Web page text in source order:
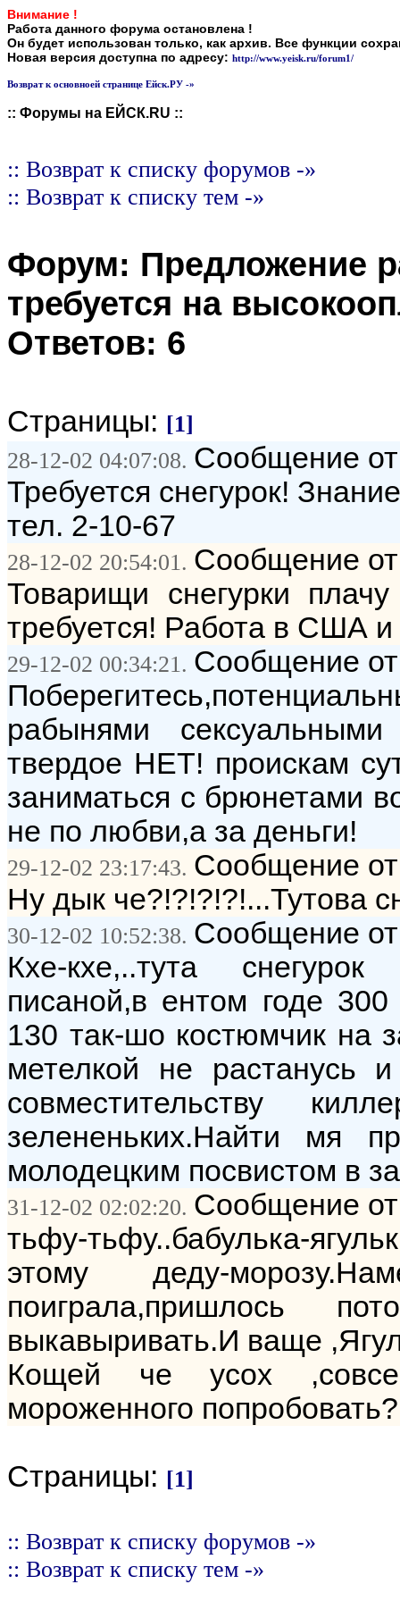
Внимание !
Работа данного форума остановлена !
Он будет использован только, как архив. Все функции
Новая версия доступна по адресу: http://www.yeisk.ru/forum1/
Возврат к основноей странице Ейск.РУ -»
:: Форумы на ЕЙСК.RU ::
:: Возврат к списку форумов -»
:: Возврат к списку тем -»
Форум: Предложение
требуется на
Ответов: 6
Страницы: [1]
28-12-02 04:07:08. Сообщение
Требуется снегурок!
тел. 2-10-67
28-12-02 20:54:01. Сообщение
Товарищи снегурки
требуется! Работа в США и
29-12-02 00:34:21. Сообщение
рабынями
твердое НЕТ! проискам
заниматься с брюнетами
не по любви,а за деньги!
29-12-02 23:17:43. Сообщение
Ну дык че?!?!?!?!...Тутова
30-12-02 10:52:38. Сообщение
Кхе-кхе,..тута
писаной,в ентом годе
130 так-шо костюмчик на
метелкой не
совместительству
зелененьких.Найти мя
молодецким посвистом в
31-12-02 02:02:20. Сообщение
тьфу-тьфу..бабулька-
этому деду-
поиграла,пришлось
выкавыривать.И ваще
Кощей че усох
мороженного попробовать?
Страницы: [1]
:: Возврат к списку форумов -»
:: Возврат к списку тем -»